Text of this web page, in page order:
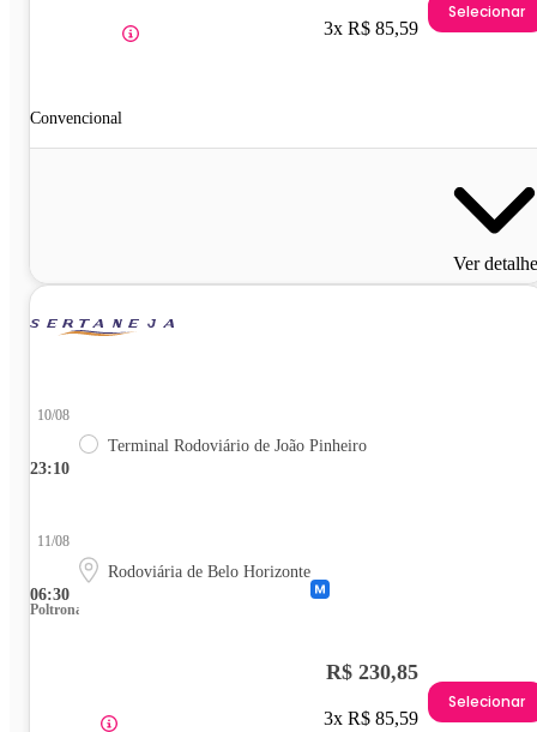
Convencional
3x R$ 85,59
Selecionar
Ver
23:10
10/08
Terminal Rodoviário de João Pinheiro
06:30
11/08
Rodoviária de Belo Horizonte
Poltrona
R$ 230,85
3x R$ 85,59
Selecionar